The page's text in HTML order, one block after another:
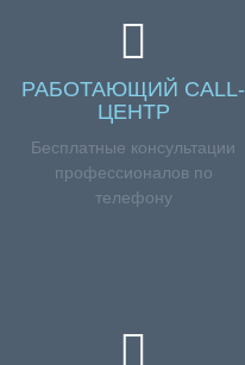
РАБОТАЮЩИЙ CALL-
ЦЕНТР
Бесплатные консультации
профессионалов по
телефону